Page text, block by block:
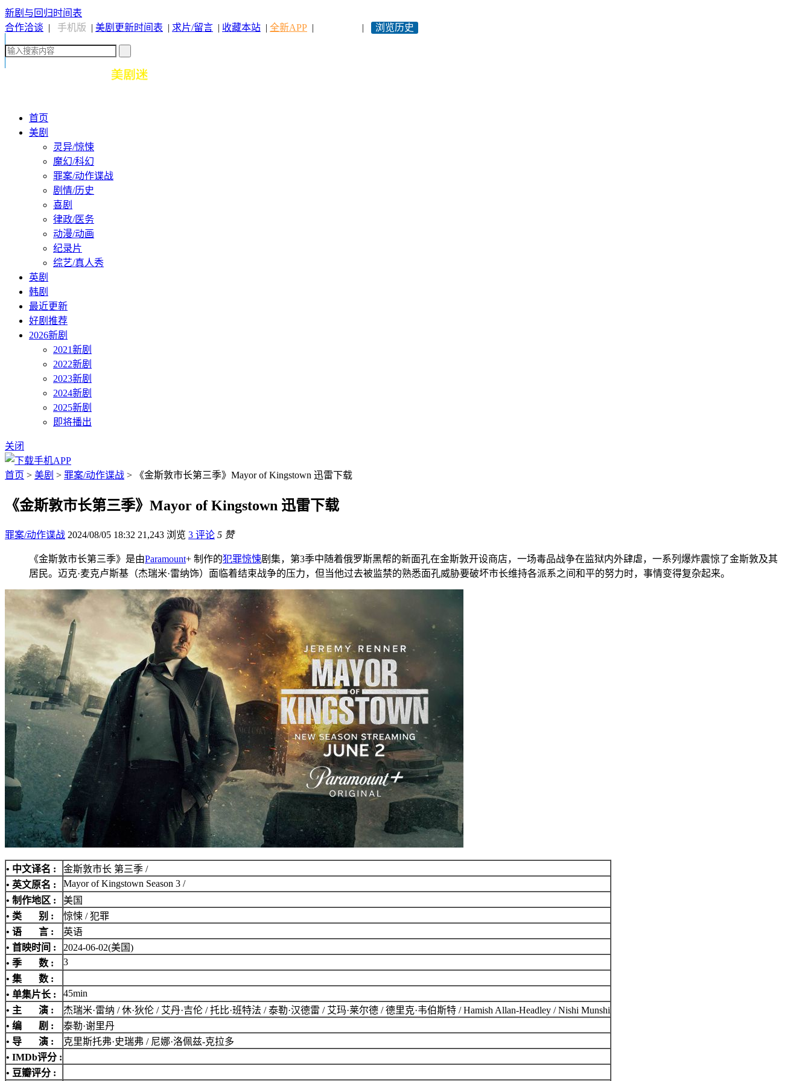
新剧与回归时间表
合作洽谈 | 手机版 | 美剧更新时间表 | 求片/留言 | 收藏本站 | 全新APP | | 浏览历史
首页
美剧
灵异/惊悚
魔幻/科幻
罪案/动作谍战
剧情/历史
喜剧
律政/医务
动漫/动画
纪录片
综艺/真人秀
英剧
韩剧
最近更新
好剧推荐
2026新剧
2021新剧
2022新剧
2023新剧
2024新剧
2025新剧
即将播出
关闭
首页 > 美剧 > 罪案/动作谍战 > 《金斯敦市长第三季》Mayor of Kingstown 迅雷下载
《金斯敦市长第三季》Mayor of Kingstown 迅雷下载
罪案/动作谍战 2024/08/05 18:32 21,243 浏览 3 评论 5 赞
《金斯敦市长第三季》是由Paramount+ 制作的犯罪惊悚剧集，第3季中随着俄罗斯黑帮的新面孔在金斯敦开设商店，一场毒品战争在监狱内外肆虐，一系列爆炸震惊了金斯敦及其
居民。迈克·麦克卢斯基（杰瑞米·雷纳饰）面临着结束战争的压力，但当他过去被监禁的熟悉面孔威胁要破坏市长维持各派系之间和平的努力时，事情变得复杂起来。
• 中文译名 :
金斯敦市长 第三季 /
• 英文原名 :
Mayor of Kingstown Season 3 /
• 制作地区 :
美国
• 类 别 :
惊悚 / 犯罪
• 语 言 :
英语
• 首映时间 :
2024-06-02(美国)
• 季 数 :
3
• 集 数 :
• 单集片长 :
45min
• 主 演 :
杰瑞米·雷纳 / 休·狄伦 / 艾丹·吉伦 / 托比·班特法 / 泰勒·汉德雷 / 艾玛·莱尔德 / 德里克·韦伯斯特 / Hamish Allan-Headley / Nishi Munshi
• 编 剧 :
泰勒·谢里丹
• 导 演 :
克里斯托弗·史瑞弗 / 尼娜·洛佩兹-克拉多
• IMDb评分 :
• 豆瓣评分 :